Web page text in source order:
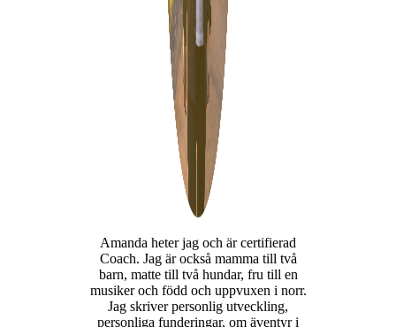
Amanda heter jag och är certifierad
Coach. Jag är också mamma till två
barn, matte till två hundar, fru till en
musiker och född och uppvuxen i norr.
Jag skriver personlig utveckling,
personliga funderingar, om äventyr i